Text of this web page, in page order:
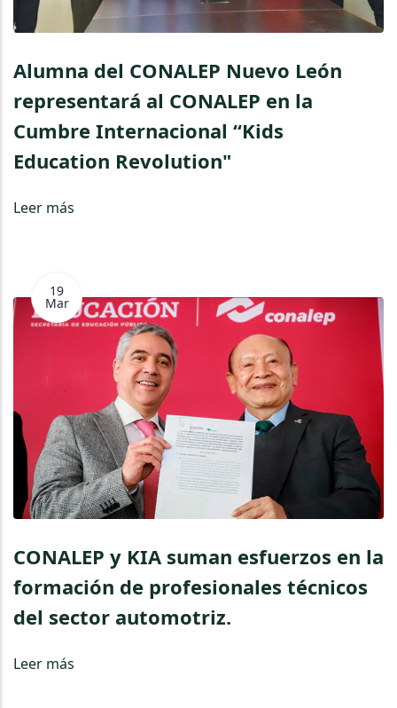
Alumna del CONALEP Nuevo León
representará al CONALEP en la
Cumbre Internacional “Kids
Education Revolution"
Leer más
19
Mar
CONALEP y KIA suman esfuerzos en la
formación de profesionales técnicos
del sector automotriz.
Leer más